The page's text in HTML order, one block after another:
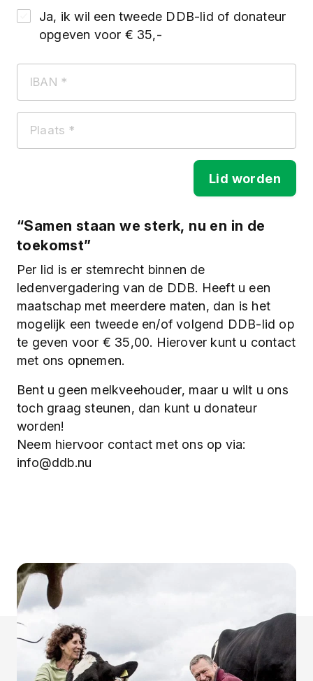
Ja, ik wil een tweede DDB-lid of donateur
opgeven voor € 35,-
Lid worden
“Samen staan we sterk, nu en in de
toekomst”
Per lid is er stemrecht binnen de
ledenvergadering van de DDB. Heeft u een
maatschap met meerdere maten, dan is het
mogelijk een tweede en/of volgend DDB-lid op
te geven voor € 35,00. Hierover kunt u contact
met ons opnemen.
Bent u geen melkveehouder, maar u wilt u ons
toch graag steunen, dan kunt u donateur
worden!
Neem hiervoor contact met ons op via:
info@ddb.nu